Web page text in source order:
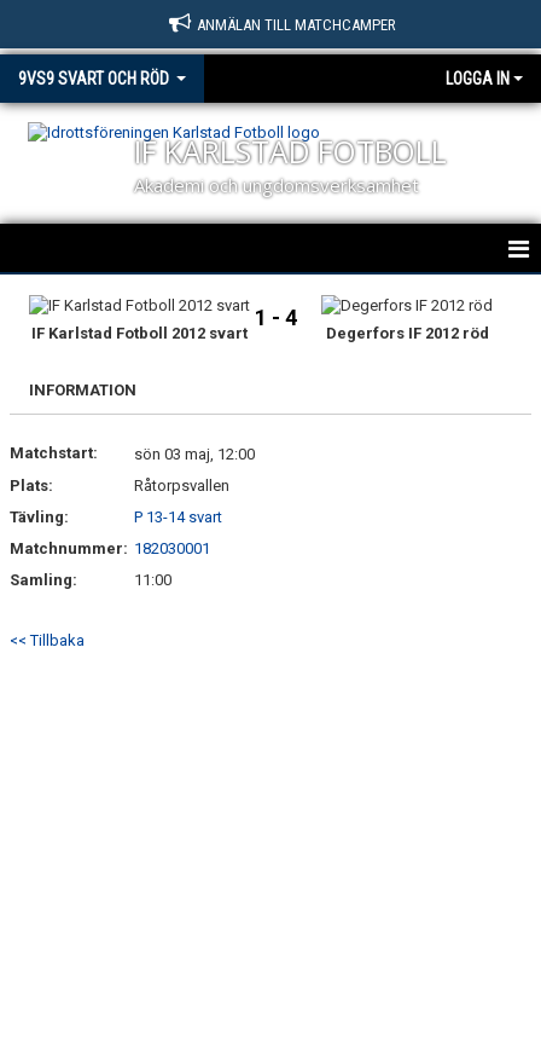
ANMÄLAN TILL MATCHCAMPER
9VS9 SVART OCH RÖD LOGGA IN
IF KARLSTAD FOTBOLL
Akademi och ungdomsverksamhet
HEM
KALENDER
MATCHER
BILDGALLERI
IF Karlstad Fotboll 2012 svart
1 - 4
Degerfors IF 2012 röd
INFORMATION
Matchstart:
sön 03 maj, 12:00
Plats:
Råtorpsvallen
Tävling:
P 13-14 svart
Matchnummer: 182030001
Samling:
11:00
<< Tillbaka